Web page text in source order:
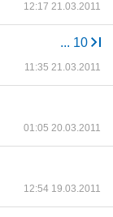
12:17 21.03.2011
... 10
11:35 21.03.2011
01:05 20.03.2011
12:54 19.03.2011